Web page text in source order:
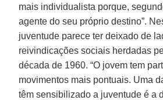
mais individualista porque,
agente do seu próprio destino”.
juventude parece ter deixado de
reivindicações sociais herdadas
década de 1960. “O jovem tem
movimentos mais pontuais. Uma
têm sensibilizado a juventude é a